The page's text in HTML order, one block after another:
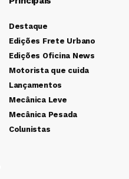
Destaque
Edições Frete Urbano
Edições Oficina News
Motorista que cuida
Lançamentos
Mecânica Leve
Mecânica Pesada
Colunistas